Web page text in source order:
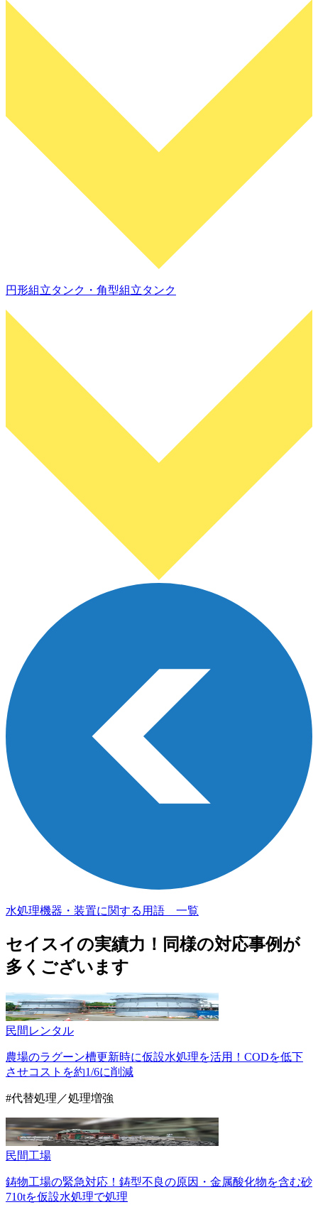
円形組立タンク・角型組立タンク
水処理機器・装置に関する用語 一覧
セイスイの実績力！ 同様の対応事例が
多くございます
民間 レンタル
農場のラグーン槽更新時に仮設水処理を活用！CODを低下
させコストを約1/6に削減
#代替処理／処理増強
民間工場
鋳物工場の緊急対応！鋳型不良の原因・金属酸化物を含む砂
710tを仮設水処理で処理